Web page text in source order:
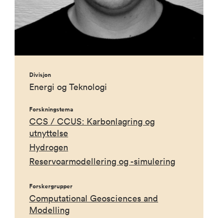
Divisjon
Energi og Teknologi
Forskningstema
CCS / CCUS: Karbonlagring og
utnyttelse
Hydrogen
Reservoarmodellering og -simulering
Forskergrupper
Computational Geosciences and
Modelling